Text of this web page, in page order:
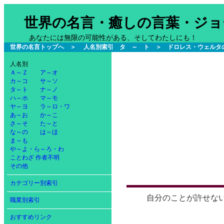
世界の名言・癒しの言葉・ジ
あなたには無限の可能性がある、そしてわたしにも！
世界の名言トップへ＞ 人名別索引 タ ～ ト ＞ ドロレス・ウェルタ
人名別
Ａ～Ｚ
ア～オ
カ～コ
サ～ソ
タ～ト
ナ～ノ
ハ～ホ
マ～モ
ヤ～ヨ
ラ～ロ・ワ
あ～お
か～こ
さ～そ
た～と
な～の
は～ほ
ま～も
や～よ・ら～ろ・わ
ことわざ 作者不明
その他
カテゴリー別索引
職業別索引
おすすめリンク
自分のことが許せな